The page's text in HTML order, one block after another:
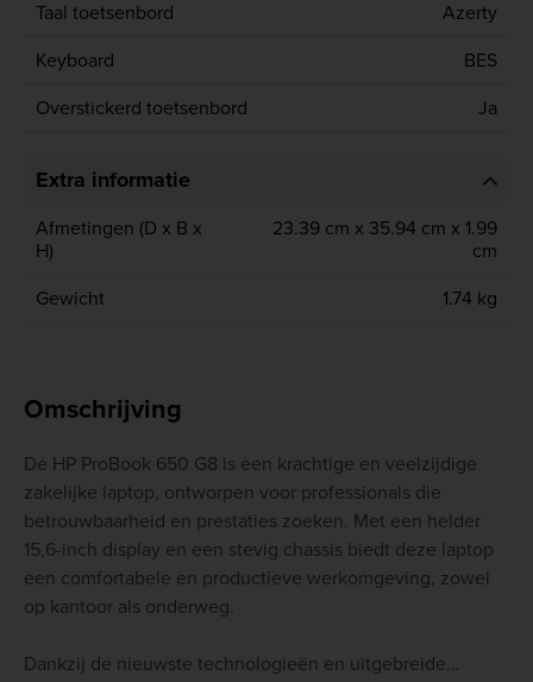
Taal toetsenbord
Azerty
Keyboard
BES
Overstickerd toetsenbord
Ja
Extra informatie
Afmetingen (D x B x
H)
23.39 cm x 35.94 cm x 1.99
cm
Gewicht
1.74 kg
Omschrijving
De HP ProBook 650 G8 is een krachtige en veelzijdige
zakelijke laptop, ontworpen voor professionals die
betrouwbaarheid en prestaties zoeken. Met een helder
15,6-inch display en een stevig chassis biedt deze laptop
een comfortabele en productieve werkomgeving, zowel
op kantoor als onderweg.
Dankzij de nieuwste technologieën en uitgebreide